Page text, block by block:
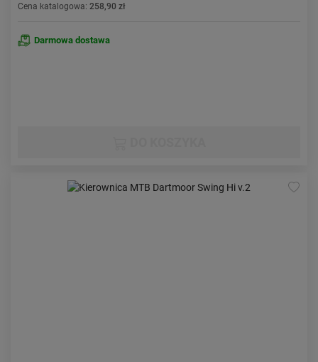
Cena katalogowa: 258,90 zł
Darmowa dostawa